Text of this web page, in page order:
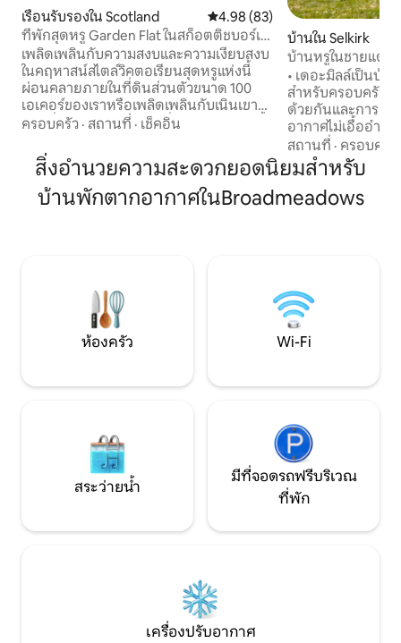
เรือนรับรองใน Scotland คะแนนเฉลี่ย 4.98 จาก 5, 83 รีวิว
4.98 (83)
ที่พักสุดหรู Garden Flat ในสก็อตติชบอร์เด
อร์ส
เพลิดเพลินกับความสงบและความเงียบสงบ
ในคฤหาสน์สไตล์วิคตอเรียนสุดหรูแห่งนี้
ผ่อนคลายภายในที่ดินส่วนตัวขนาด 100
เอเคอร์ของเราหรือเพลิดเพลินกับเนินเขา
ท้องถิ่นด้วยการเดินหรือปั่นจักรยาน เราตั้ง
ประวัติศาสตร์ท้องถิ่นหลายแห่ง รวมถึงอยู่
ในระยะที่เดินทางไปเอดินบะระได้สะดวก
หากคุณต้องการไปชมฟรินจ์หรือปราสาท
หลังจากวันที่วุ่นวาย นอนขดตัวอยู่หน้า
ครอบครัว · สถานที่ · เช็คอิน
บ้านใน Selkirk
บ้านหรูในชายแด
• เดอะมิลล์เป็นบ้า
สำหรับครอบครัว
ด้วยกันและการเ
อากาศไม่เอื้ออำน
เพลิดเพลิน เกมส์และกองไฟคำราม • ซาวน่า
และห้องอาบน้ำอบ
ครัวพร้อมอุปกรณ์
ต้องการรวมถึง 2 ห้อง เครื่องล้
อุปกรณ์รับประทา
คัน
สถานที่ · ครอบครัว
สิ่งอำนวยความสะดวกยอดนิยมสำหรับ
บ้านพักตากอากาศในBroadmeadows
ห้องครัว Wi-Fi
สระว่ายน้ำ
มีที่จอดรถฟรีบริเวณ
ที่พัก
เครื่องปรับอากาศ